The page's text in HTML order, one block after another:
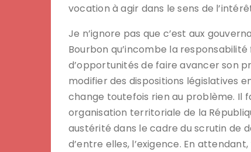
vocation à agir dans le sens de
Je n’ignore pas que c’est aux
Bourbon qu’incombe la
d’opportunités de faire avancer son
modifier des dispositions législatives
change toutefois rien au problème. Il
organisation territoriale de la
austérité dans le cadre du scrutin de
d’entre elles, l’exigence. En